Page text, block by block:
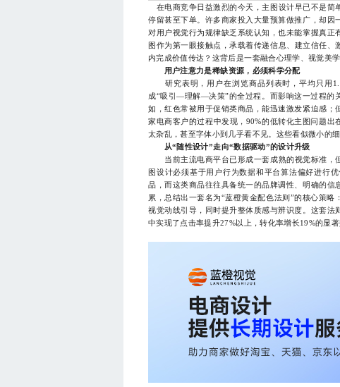
在电商竞争日益激烈的今天，主图设计早已不是简
停留甚至下单。许多商家投入大量预算做推广，却
对用户视觉行为规律缺乏系统认知，也未能掌握真
图作为第一眼接触点，承载着传递信息、建立信任
内完成价值传达？这背后是一套融合心理学、视觉美
用户注意力是稀缺资源，必须科学分配
研究表明，用户在浏览商品列表时，平均只用
成“吸引—理解—决策”的全过程。而影响这一过程的
如，红色常被用于促销类商品，能迅速激发紧迫感
家电商客户的过程中发现，90%的低转化主图问题
太杂乱，甚至字体小到几乎看不见。这些看似微小的
从“随性设计”走向“数据驱动”的设计升级
当前主流电商平台已形成一套成熟的视觉标准，
图设计必须基于用户行为数据和平台算法偏好进行
品，而这类商品往往具备统一的品牌调性、明确的
累，总结出一套名为“蓝橙黄金配色法则”的核心策
视觉动线引导，同时提升整体质感与辨识度。这套
中实现了点击率提升27%以上，转化率增长19%的显著